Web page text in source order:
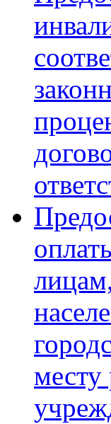
месту